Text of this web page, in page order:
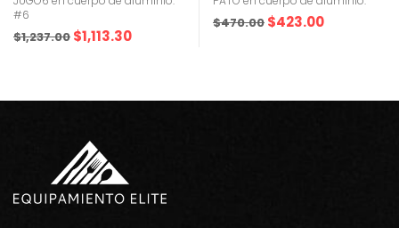
#6
$1,237.00 $1,113.30
$470.00 $423.00